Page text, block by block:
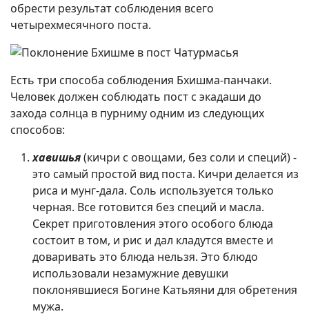
обрести результат соблюдения всего
четырехмесячного поста.
Есть три способа соблюдения Бхишма-панчаки.
Человек должен соблюдать пост с экадаши до
захода солнца в пурниму одним из следующих
способов:
хавишья(кичри с овощами, без соли и специй) -
это самый простой вид поста. Кичри делается из
риса и мунг-дала. Соль используется только
черная. Все готовится без специй и масла.
Секрет приготовления этого особого блюда
состоит в том, и рис и дал кладутся вместе и
доваривать это блюда нельзя. Это блюдо
использовали незамужние девушки
поклонявшиеся Богине Катьяяни для обретения
мужа.